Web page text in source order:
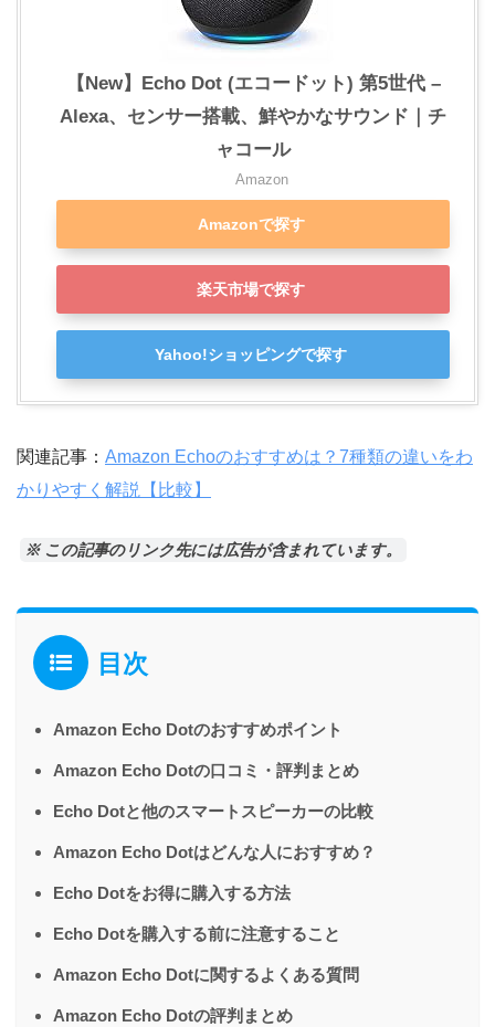
【New】Echo Dot (エコードット) 第5世代 –
Alexa、センサー搭載、鮮やかなサウンド｜チ
ャコール
Amazon
Amazonで探す
楽天市場で探す
Yahoo!ショッピングで探す
関連記事： Amazon Echoのおすすめは？7種類の違いをわ
かりやすく解説【比較】
※ この記事のリンク先には広告が含まれています。
目次
Amazon Echo Dotのおすすめポイント
Amazon Echo Dotの口コミ・評判まとめ
Echo Dotと他のスマートスピーカーの比較
Amazon Echo Dotはどんな人におすすめ？
Echo Dotをお得に購入する方法
Echo Dotを購入する前に注意すること
Amazon Echo Dotに関するよくある質問
Amazon Echo Dotの評判まとめ